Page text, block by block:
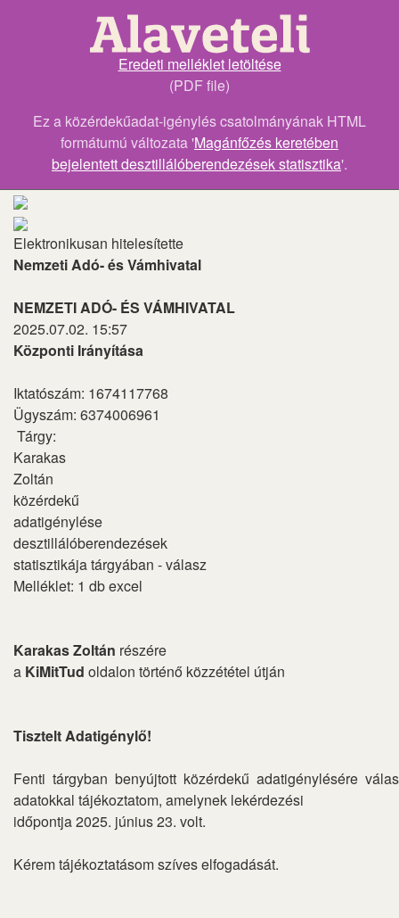
Eredeti melléklet letöltése
(PDF file)
Ez a közérdekűadat-igénylés csatolmányának HTML
formátumú változata 'Magánfőzés keretében
bejelentett desztillálóberendezések statisztika'.
Elektronikusan hitelesítette
Nemzeti Adó- és Vámhivatal
NEMZETI ADÓ- ÉS VÁMHIVATAL
2025.07.02. 15:57
Központi Irányítása
Iktatószám: 1674117768
Ügyszám: 6374006961
Tárgy:
Karakas
Zoltán
közérdekű
adatigénylése
desztillálóberendezések
statisztikája tárgyában - válasz
Melléklet: 1 db excel
Karakas Zoltán részére
a KiMitTud oldalon történő közzététel útján
Tisztelt Adatigénylő!
Fenti tárgyban benyújtott közérdekű adatigénylésére
adatokkal tájékoztatom, amelynek lekérdezési
időpontja 2025. június 23. volt.
Kérem tájékoztatásom szíves elfogadását.